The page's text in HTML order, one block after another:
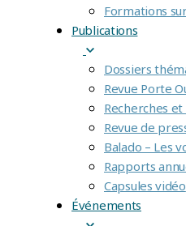
Formations
Publications
Dossiers
Revue Porte
Recherches
Revue de
Balado – Les
Rapports
Capsules vidéo
Événements